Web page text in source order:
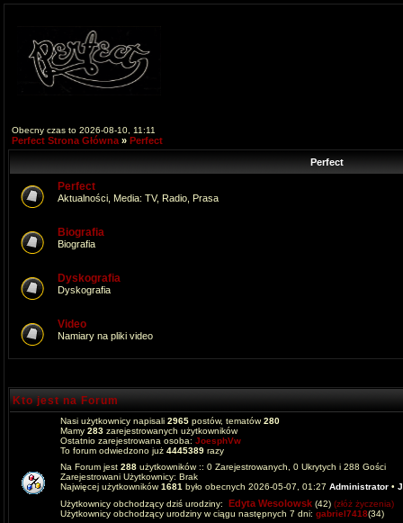
Obecny czas to 2026-08-10, 11:11
Perfect Strona Główna » Perfect
Perfect
Perfect
Aktualności, Media: TV, Radio, Prasa
Biografia
Biografia
Dyskografia
Dyskografia
Video
Namiary na pliki video
Kto jest na Forum
Nasi użytkownicy napisali 2965 postów, tematów280
Mamy 283 zarejestrowanych użytkowników
Ostatnio zarejestrowana osoba: JoesphVw
To forum odwiedzono już 4445389 razy
Na Forum jest 288 użytkowników :: 0 Zarejestrowanych, 0 Ukrytych i 288 Gości
Zarejestrowani Użytkownicy: Brak
Najwięcej użytkowników1681 było obecnych 2026-05-07, 01:27 Administrator •
Użytkownicy obchodzący dziś urodziny: Edyta Wesolowsk (42) (złóż życzenia)
Użytkownicy obchodzący urodziny w ciągu następnych 7 dni: gabriel7418(34)